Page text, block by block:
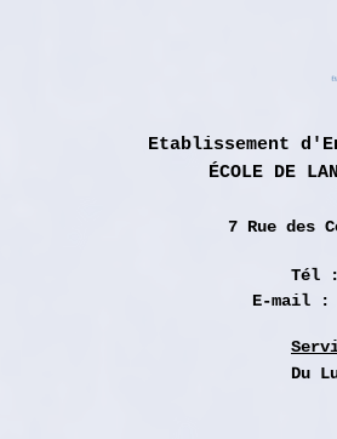
Etablissement
ÉCOLE DE
7 Rue des
Tél
E-mail
Du